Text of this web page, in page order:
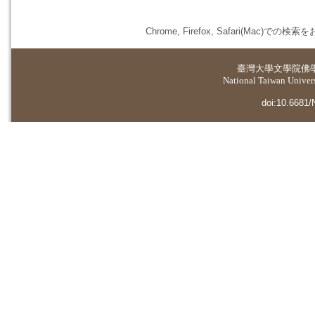
Chrome, Firefox, Safari(Mac)での検索を
臺灣大學文學院佛
National Taiwan
doi:10.6681/